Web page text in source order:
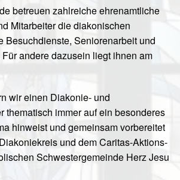
betreuen zahlreiche ehrenamtliche
Mitarbeiter die diakonischen
Besuchdienste, Seniorenarbeit und
andere dazusein liegt ihnen am
wir einen Diakonie- und
thematisch immer auf ein besonderes
hinweist und gemeinsam vorbereitet
und dem Caritas-Aktions-
Schwestergemeinde Herz Jesu